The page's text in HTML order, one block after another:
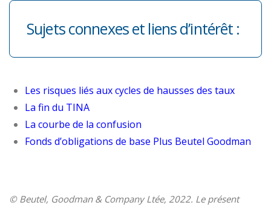
Sujets connexes et liens d’intérêt :
Les risques liés aux cycles de hausses des taux
La fin du TINA
La courbe de la confusion
Fonds d’obligations de base Plus Beutel Goodman
© Beutel, Goodman & Company Ltée, 2022. Le présent